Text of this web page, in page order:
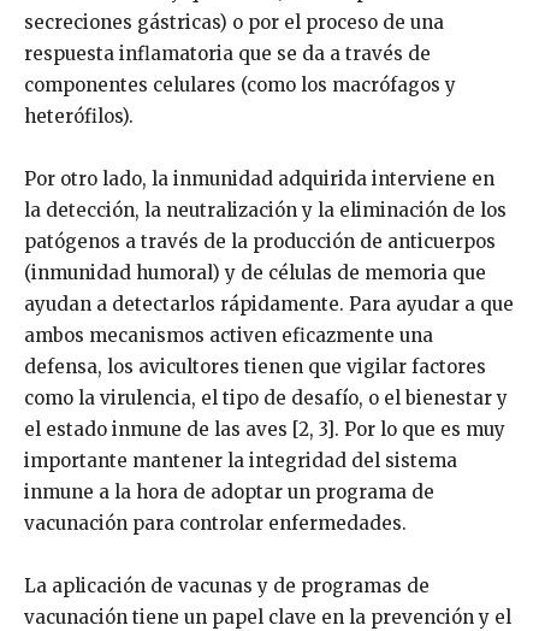
secreciones gástricas) o por el proceso de una
respuesta inflamatoria que se da a través de
componentes celulares (como los macrófagos y
heterófilos).
Por otro lado, la inmunidad adquirida interviene en
la detección, la neutralización y la eliminación de los
patógenos a través de la producción de anticuerpos
(inmunidad humoral) y de células de memoria que
ayudan a detectarlos rápidamente. Para ayudar a que
ambos mecanismos activen eficazmente una
defensa, los avicultores tienen que vigilar factores
como la virulencia, el tipo de desafío, o el bienestar y
el estado inmune de las aves [2, 3]. Por lo que es muy
importante mantener la integridad del sistema
inmune a la hora de adoptar un programa de
vacunación para controlar enfermedades.
La aplicación de vacunas y de programas de
vacunación tiene un papel clave en la prevención y el